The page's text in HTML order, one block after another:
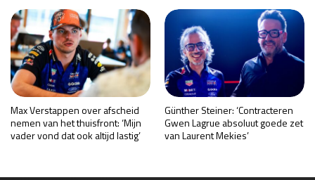
Max Verstappen over afscheid
nemen van het thuisfront: ‘Mijn
vader vond dat ook altijd lastig’
Günther Steiner: ‘Contracteren
Gwen Lagrue absoluut goede zet
van Laurent Mekies’